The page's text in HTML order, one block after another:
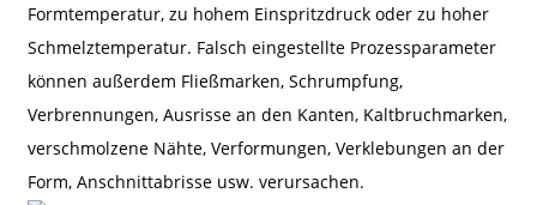
Formtemperatur, zu hohem Einspritzdruck oder zu hoher
Schmelztemperatur. Falsch eingestellte Prozessparameter
können außerdem Fließmarken, Schrumpfung,
Verbrennungen, Ausrisse an den Kanten, Kaltbruchmarken,
verschmolzene Nähte, Verformungen, Verklebungen an der
Form, Anschnittabrisse usw. verursachen.